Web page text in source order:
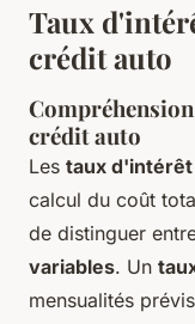
Taux
crédit auto
crédit auto
Les taux d'intérêt
calcul du coût
de distinguer
variables. Un
mensualités